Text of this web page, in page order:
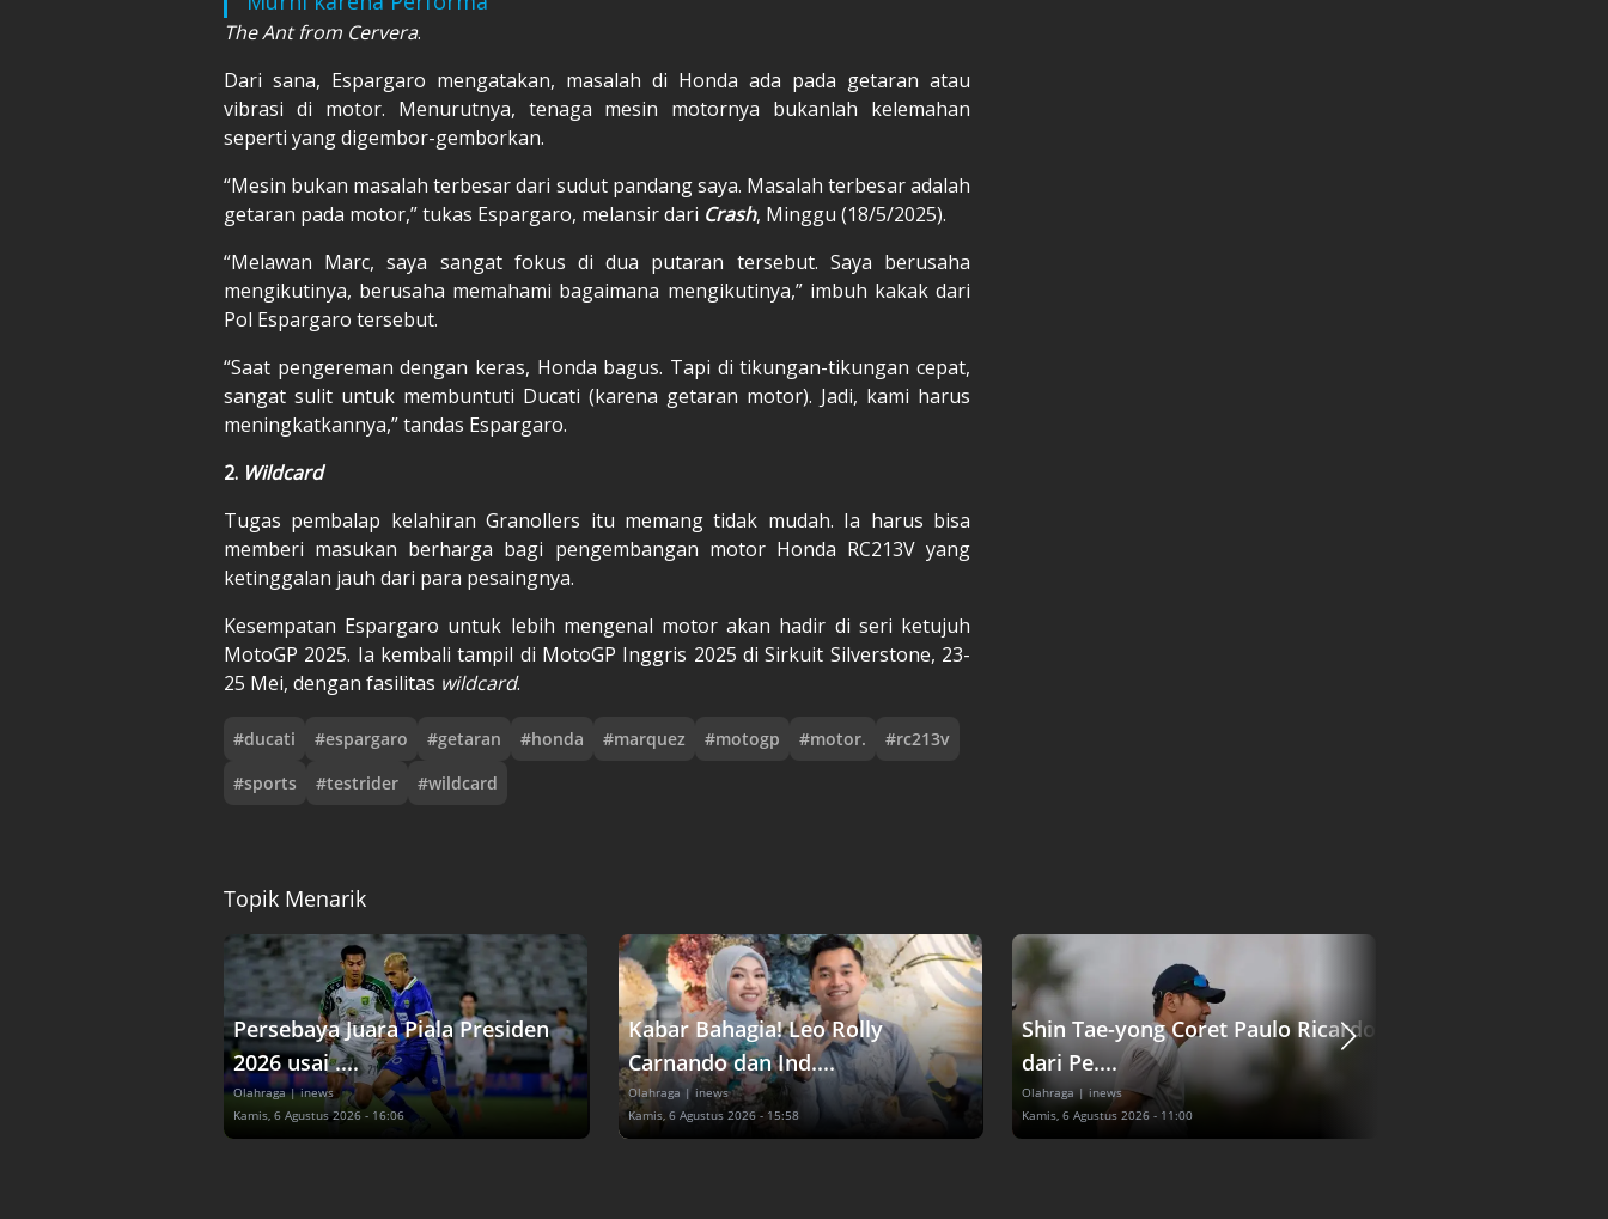
The Ant from Cervera.
Dari sana, Espargaro mengatakan, masalah di Honda ada pada getaran atau
vibrasi di motor. Menurutnya, tenaga mesin motornya bukanlah kelemahan
seperti yang digembor-gemborkan.
“Mesin bukan masalah terbesar dari sudut pandang saya. Masalah terbesar adalah
getaran pada motor,” tukas Espargaro, melansir dari Crash, Minggu (18/5/2025).
“Melawan Marc, saya sangat fokus di dua putaran tersebut. Saya berusaha
mengikutinya, berusaha memahami bagaimana mengikutinya,” imbuh kakak dari
Pol Espargaro tersebut.
“Saat pengereman dengan keras, Honda bagus. Tapi di tikungan-tikungan cepat,
sangat sulit untuk membuntuti Ducati (karena getaran motor). Jadi, kami harus
meningkatkannya,” tandas Espargaro.
2. Wildcard
Tugas pembalap kelahiran Granollers itu memang tidak mudah. Ia harus bisa
memberi masukan berharga bagi pengembangan motor Honda RC213V yang
ketinggalan jauh dari para pesaingnya.
Kesempatan Espargaro untuk lebih mengenal motor akan hadir di seri ketujuh
MotoGP 2025. Ia kembali tampil di MotoGP Inggris 2025 di Sirkuit Silverstone, 23-
25 Mei, dengan fasilitas wildcard.
#ducati #espargaro #getaran #honda #marquez #motogp #motor. #rc213v
#sports #testrider #wildcard
Topik Menarik
Persebaya Juara Piala Presiden
2026 usai ....
Olahraga | inews
Kamis, 6 Agustus 2026 - 16:06
Kabar Bahagia! Leo Rolly
Carnando dan Ind....
Olahraga | inews
Kamis, 6 Agustus 2026 - 15:58
Shin Tae-yong Coret Paulo Ricardo
dari Pe....
Olahraga | inews
Kamis, 6 Agustus 2026 - 11:00